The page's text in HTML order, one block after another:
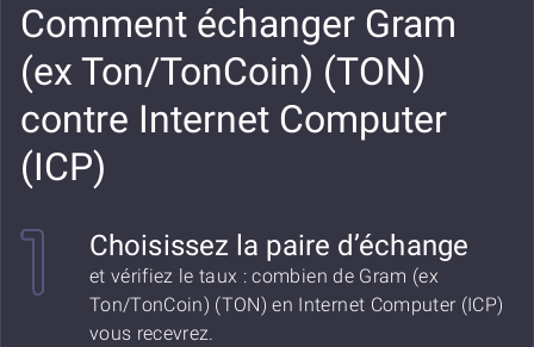
Comment échanger Gram
(ex Ton/TonCoin) (TON)
contre Internet Computer
(ICP)
Choisissez la paire d’échange
et vérifiez le taux : combien de Gram (ex
Ton/TonCoin) (TON) en Internet Computer (ICP)
vous recevrez.